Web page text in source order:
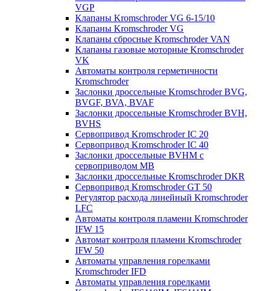
VGP
Клапаны Kromschroder VG 6-15/10
Клапаны Kromschroder VG
Клапаны сбросные Kromschroder VAN
Клапаны газовые моторные Kromschroder
VK
Автоматы контроля герметичности
Kromschroder
Заслонки дроссельные Kromschroder BVG,
BVGF, BVA, BVAF
Заслонки дроссельные Kromschroder BVH,
BVHS
Сервопривод Kromschroder IC 20
Сервопривод Kromschroder IC 40
Заслонки дроссельные BVHM с
сервоприводом МВ
Заслонки дроссельные Kromschroder DKR
Cервопривод Kromschroder GT 50
Регулятор расхода линейный Kromschroder
LFC
Автоматы контроля пламени Kromschroder
IFW 15
Автомат контроля пламени Kromschroder
IFW 50
Автоматы управления горелками
Kromschroder IFD
Автоматы управления горелками